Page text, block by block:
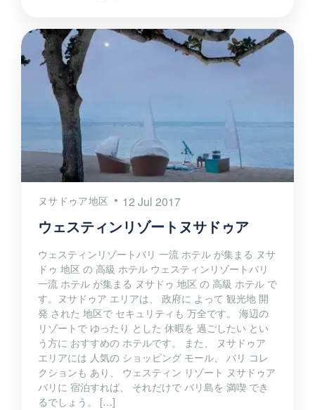
ヌサドゥア地区 12 Jul 2017
ウェスティンリゾートヌサドゥア
ウェスティンリゾートバリ 一流 ホテル が集まる ヌサ
ドゥ 地区 の 高級 ホテル ウェスティンリゾートバリ
一流 ホテル が集まる ヌサドゥ 地区 の 高級 ホテル で
す。ヌサドゥア エリアは、 政府に よって 観光地 開
発 された 地区で セキュリティも 万全です。 海辺の
リゾートで ゆったり とした 休暇を 過ごしたい とい
う方に おすすめの ホテルです。 また、 ヌサドゥア
エリアには 人気の ショッピング モール、 バリ コレ
クションも あり、 ウェスティン リゾート ヌサドゥア
バリに 宿泊すれば、 それだけで バリ島を 満喫 でき
るでしょう。 […]